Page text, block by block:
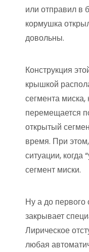
или отправил в
кормушка
довольны.
Конструкция
крышкой
сегмента
перемещается
открытый
время. При
ситуации, когда
сегмент миски.
Ну а до первого
закрывает
Лирическое
любая